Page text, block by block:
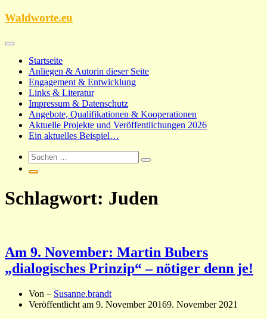
Zum
Waldworte.eu
Startseite
Anliegen & Autorin dieser Seite
Engagement & Entwicklung
Links & Literatur
Impressum & Datenschutz
Angebote, Qualifikationen & Kooperationen
Aktuelle Projekte und Veröffentlichungen 2026
Ein aktuelles Beispiel…
Schlagwort: Juden
Am 9. November: Martin Bubers
„dialogisches Prinzip“ – nötiger denn je!
Von – Susanne.brandt
Veröffentlicht am 9. November 20169. November 2021